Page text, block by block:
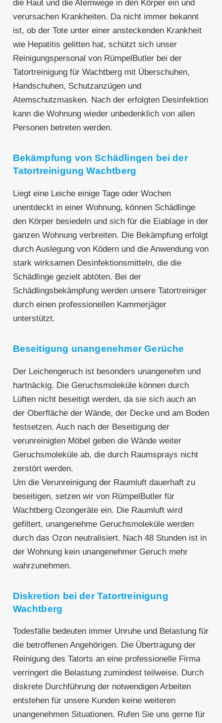
die Haut und die Atemwege in den Körper ein und
verursachen Krankheiten. Da nicht immer bekannt
ist, ob der Tote unter einer ansteckenden Krankheit
wie Hepatitis gelitten hat, schützt sich unser
Reinigungspersonal von RümpelButler bei der
Tatortreinigung für Wachtberg⁠ mit Überschuhen,
Handschuhen, Schutzanzügen und
Atemschutzmasken. Nach der erfolgten Desinfektion
kann die Wohnung wieder unbedenklich von allen
Personen betreten werden.
Bekämpfung von Schädlingen bei der
Tatortreinigung Wachtberg⁠
Liegt eine Leiche einige Tage oder Wochen
unentdeckt in einer Wohnung, können Schädlinge
den Körper besiedeln und sich für die Eiablage in der
ganzen Wohnung verbreiten. Die Bekämpfung erfolgt
durch Auslegung von Ködern und die Anwendung von
stark wirksamen Desinfektionsmitteln, die die
Schädlinge gezielt abtöten. Bei der
Schädlingsbekämpfung werden unsere Tatortreiniger
durch einen professionellen Kammerjäger
unterstützt.
Beseitigung unangenehmer Gerüche
Der Leichengeruch ist besonders unangenehm und
hartnäckig. Die Geruchsmoleküle können durch
Lüften nicht beseitigt werden, da sie sich auch an
der Oberfläche der Wände, der Decke und am Boden
festsetzen. Auch nach der Beseitigung der
verunreinigten Möbel geben die Wände weiter
Geruchsmoleküle ab, die durch Raumsprays nicht
zerstört werden.
Um die Verunreinigung der Raumluft dauerhaft zu
beseitigen, setzen wir von RümpelButler für
Wachtberg⁠ Ozongeräte ein. Die Raumluft wird
gefiltert, unangenehme Geruchsmoleküle werden
durch das Ozon neutralisiert. Nach 48 Stunden ist in
der Wohnung kein unangenehmer Geruch mehr
wahrzunehmen.
Diskretion bei der Tatortreinigung
Wachtberg⁠
Todesfälle bedeuten immer Unruhe und Belastung für
die betroffenen Angehörigen. Die Übertragung der
Reinigung des Tatorts an eine professionelle Firma
verringert die Belastung zumindest teilweise. Durch
diskrete Durchführung der notwendigen Arbeiten
entstehen für unsere Kunden keine weiteren
unangenehmen Situationen. Rufen Sie uns gerne für